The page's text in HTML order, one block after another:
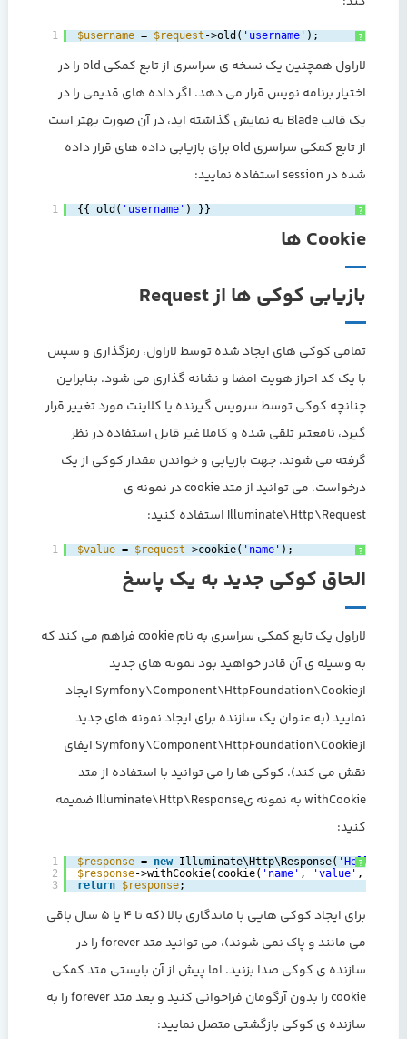
?
1 $username = $request ->old( 'username' );
لاراول همچنین یک نسخه ی سراسری از تابع کمکی old را در
اختیار برنامه نویس قرار می دهد. اگر داده های قدیمی را در
یک قالب Blade به نمایش گذاشته اید، در آن صورت بهتر است
از تابع کمکی سراسری old برای بازیابی داده های قرار داده
شده در session استفاده نمایید:
?
1 {{ old( 'username' ) }}
Cookie ها
بازیابی کوکی ها از Request
تمامی کوکی های ایجاد شده توسط لاراول، رمزگذاری و سپس
با یک کد احراز هویت امضا و نشانه گذاری می شود. بنابراین
چنانچه کوکی توسط سرویس گیرنده یا کلاینت مورد تغییر قرار
گیرد، نامعتبر تلقی شده و کاملا غیر قابل استفاده در نظر
گرفته می شوند. جهت بازیابی و خواندن مقدار کوکی از یک
درخواست، می توانید از متد cookie در نمونه ی
Illuminate\Http\Request استفاده کنید:
?
1 $value = $request ->cookie( 'name' );
الحاق کوکی جدید به یک پاسخ
لاراول یک تابع کمکی سراسری به نام cookie فراهم می کند که
به وسیله ی آن قادر خواهید بود نمونه های جدید
ازSymfony\Component\HttpFoundation\Cookie ایجاد
نمایید (به عنوان یک سازنده برای ایجاد نمونه های جدید
ازSymfony\Component\HttpFoundation\Cookie ایفای
نقش می کند). کوکی ها را می توانید با استفاده از متد
withCookie به نمونه یIlluminate\Http\Response ضمیمه
کنید:
?
1
2
3
$response = new Illuminate\Http\Response( 'Hello
$response->withCookie(cookie( 'name' , 'value' ,
return $response;
برای ایجاد کوکی هایی با ماندگاری بالا (که تا 4 یا 5 سال باقی
می مانند و پاک نمی شوند)، می توانید متد forever را در
سازنده ی کوکی صدا بزنید. اما پیش از آن بایستی متد کمکی
cookie را بدون آرگومان فراخوانی کنید و بعد متد forever را به
سازنده ی کوکی بازگشتی متصل نمایید: